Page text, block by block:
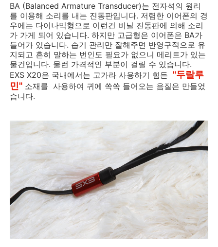
BA (Balanced Armature Transducer)는 전자석의 원리
를 이용해 소리를 내는 진동판입니다. 저렴한 이어폰의 경
우에는 다이나믹형으로 이런건 비닐 진동판에 의해 소리
가 가게 되어 있습니다. 하지만 고급형은 이어폰은 BA가
들어가 있습니다. 습기 관리만 잘해주면 반영구적으로 유
지되고 흔히 말하는 번인도 필요가 없으니 메리트가 있는
물건입니다. 물런 가격적인 부분이 걸릴 수 있습니다.
EXS X20은 국내에서는 고가라 사용하기 힘든 "두랄루
민" 소재를 사용하여 귀에 쏙쏙 들어오는 음질은 만들었
습니다.